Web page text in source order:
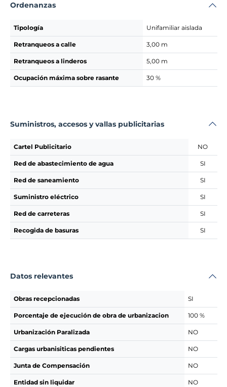
Ordenanzas
Tipología Unifamiliar aislada
Retranqueos a calle 3,00 m
Retranqueos a linderos 5,00 m
Ocupación máxima sobre rasante 30 %
Suministros, accesos y vallas publicitarias
Cartel Publicitario NO
Red de abastecimiento de agua SI
Red de saneamiento SI
Suministro eléctrico SI
Red de carreteras SI
Recogida de basuras SI
Datos relevantes
Obras recepcionadas SI
Porcentaje de ejecución de obra de urbanizacion 100 %
Urbanización Paralizada NO
Cargas urbanisiticas pendientes NO
Junta de Compensación NO
Entidad sin liquidar NO